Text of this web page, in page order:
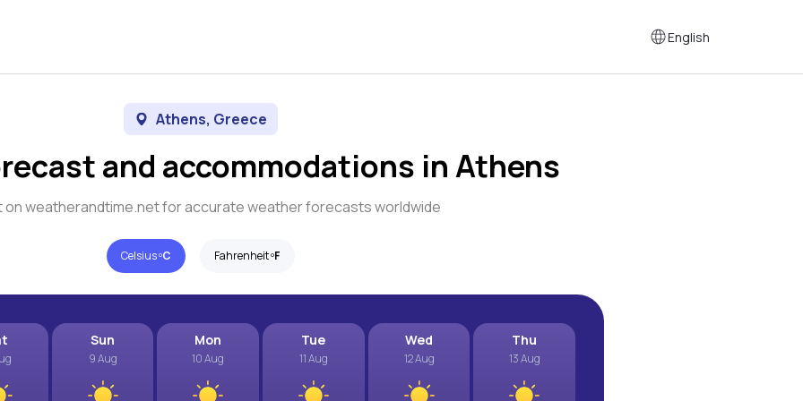
English
Athens, Greece
and accommodations in Athens
on weatherandtime.net for accurate weather forecasts worldwide
Celsius ºC Fahrenheit ºF
Sun
9 Aug
Mon
10 Aug
Tue
11 Aug
Wed
12 Aug
Thu
13 Aug